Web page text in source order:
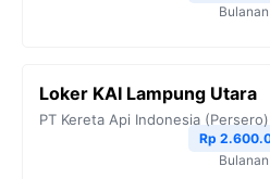
Bulanan
Loker KAI Lampung Utara
PT Kereta Api Indonesia (Persero)
Rp
Bulanan